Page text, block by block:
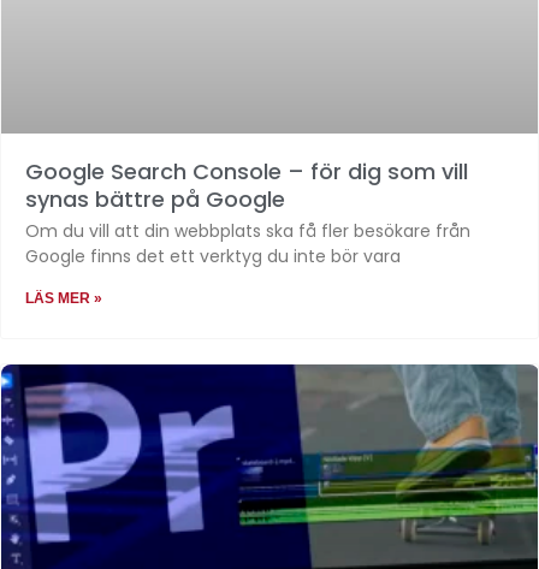
Google Search Console – för dig som vill
synas bättre på Google
Om du vill att din webbplats ska få fler besökare från
Google finns det ett verktyg du inte bör vara
LÄS MER »